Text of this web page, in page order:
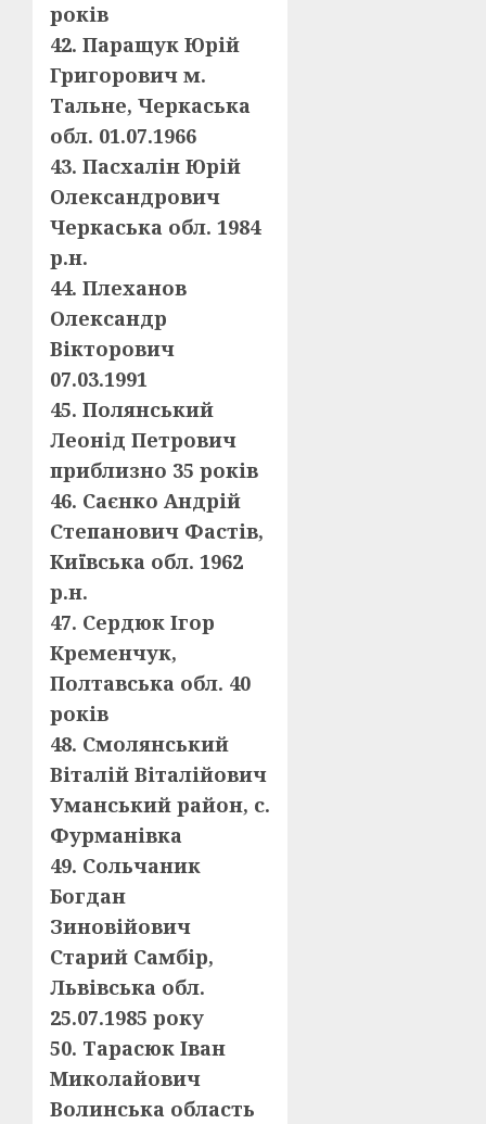
років
42. Паращук Юрій
Григорович м.
Тальне, Черкаська
обл. 01.07.1966
43. Пасхалін Юрій
Олександрович
Черкаська обл. 1984
р.н.
44. Плеханов
Олександр
Вікторович
07.03.1991
45. Полянський
Леонід Петрович
приблизно 35 років
46. Саєнко Андрій
Степанович Фастів,
Київська обл. 1962
р.н.
47. Сердюк Ігор
Кременчук,
Полтавська обл. 40
років
48. Смолянський
Віталій Віталійович
Уманський район, с.
Фурманівка
49. Сольчаник
Богдан
Зиновійович
Старий Самбір,
Львівська обл.
25.07.1985 року
50. Тарасюк Іван
Миколайович
Волинська область